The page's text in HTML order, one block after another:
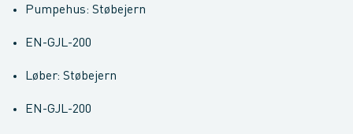
Pumpehus: Støbejern
EN-GJL-200
Løber: Støbejern
EN-GJL-200